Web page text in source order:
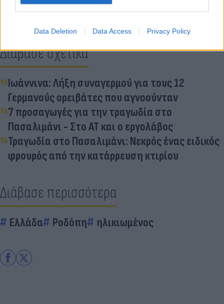
Data Deletion Data Access Privacy Policy
Διάβασε σχετικά
Ιωάννινα: Λήξη συναγερμού για τους 12
Γερμανούς ορειβάτες που αγνοούνταν
7 προσαγωγές για την τραγωδία στο
Πασαλιμάνι - Στο ΑΤ και ο εργολάβος
Τραγωδία στο Πασαλιμάνι: Νεκρός ένας ειδικός
φρουρός από την κατάρρευση κτιρίου
Διάβασε περισσότερα
Ελλάδα Ροδόπη ηλικιωμένος